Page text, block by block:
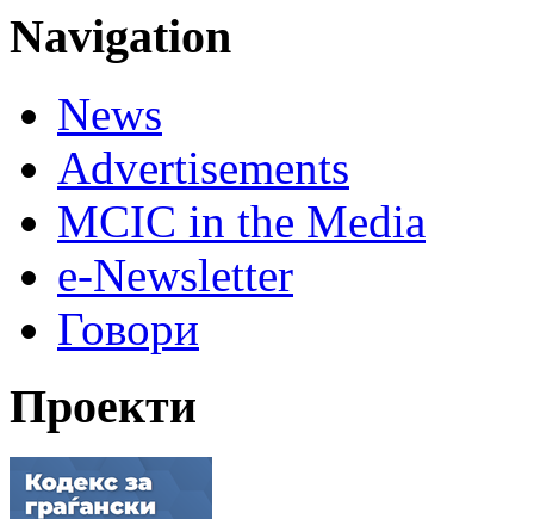
Navigation
News
Advertisements
MCIC in the Media
e-Newsletter
Говори
Проекти